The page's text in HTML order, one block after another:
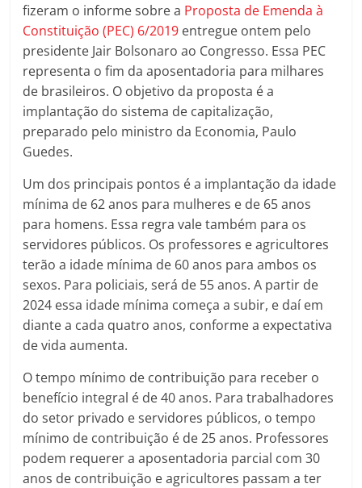
fizeram o informe sobre a Proposta de Emenda à
Constituição (PEC) 6/2019 entregue ontem pelo
presidente Jair Bolsonaro ao Congresso. Essa PEC
representa o fim da aposentadoria para milhares
de brasileiros. O objetivo da proposta é a
implantação do sistema de capitalização,
preparado pelo ministro da Economia, Paulo
Guedes.
Um dos principais pontos é a implantação da idade
mínima de 62 anos para mulheres e de 65 anos
para homens. Essa regra vale também para os
servidores públicos. Os professores e agricultores
terão a idade mínima de 60 anos para ambos os
sexos. Para policiais, será de 55 anos. A partir de
2024 essa idade mínima começa a subir, e daí em
diante a cada quatro anos, conforme a expectativa
de vida aumenta.
O tempo mínimo de contribuição para receber o
benefício integral é de 40 anos. Para trabalhadores
do setor privado e servidores públicos, o tempo
mínimo de contribuição é de 25 anos. Professores
podem requerer a aposentadoria parcial com 30
anos de contribuição e agricultores passam a ter